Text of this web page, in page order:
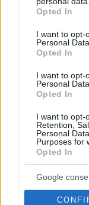
grant or deny
use your data for
consent section.
Opted In
I want to opt-
Personal Data.
Opted In
I want to opt-
Personal
Opted In
I want to opt-
Retention,
Personal
Purposes for
Opted In
Google
αντιπολίτευσης
Κούρτι, δείτε
08.08.2026, 23:42
Διακοπές στο
Μπορεί ένας
σεισμός; Πώς
ΔΕΙΤΕ ΟΛΕΣ